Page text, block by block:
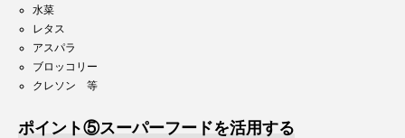
水菜
レタス
アスパラ
ブロッコリー
クレソン 等
ポイント⑤スーパーフードを活用する